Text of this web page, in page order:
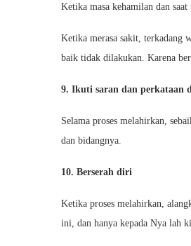
Ketika masa kehamilan dan
Ketika merasa sakit, terkadang
baik tidak dilakukan. Karena
9. Ikuti saran dan perkataan
Selama proses melahirkan,
dan bidangnya.
10. Berserah diri
Ketika proses melahirkan,
ini, dan hanya kepada Nya lah